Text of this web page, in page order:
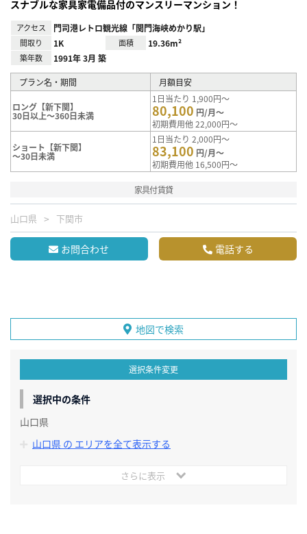
スナブルな家具家電備品付のマンスリーマンション！
アクセス 門司港レトロ観光線「関門海峡めかり駅」
間取り 1K 面積 19.36m²
築年数 1991年 3月 築
プラン名・期間 月額目安
ロング【新下関】
30日以上～360日未満
1日当たり 1,900円～
80,100 円/月～
初期費用他 22,000円～
ショート【新下関】
～30日未満
1日当たり 2,000円～
83,100 円/月～
初期費用他 16,500円～
家具付賃貸
山口県 下関市
お問合わせ 電話する
地図で検索
選択条件変更
選択中の条件
山口県
山口県 の エリアを全て表示する
さらに表示